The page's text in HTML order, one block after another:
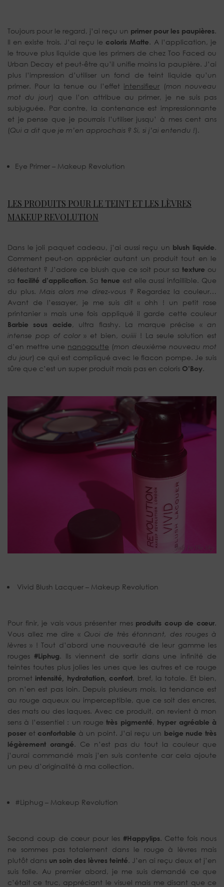
Toujours pour le regard, j’ai reçu un primer pour les paupières.
Il en existe trois. J’ai reçu le coloris Matte. A l’application, je
le trouve plus liquide que les primers de chez Too Faced ou
Urban Decay et peut-être qu’il unifie moins la paupière. J’ai
plus l’impression d’utiliser un fond de teint liquide qu’un
primer. Pour la tenue ou l’effet intensifieur (mon nouveau
mot du jour) que l’on attribue au primer, je ne suis pas
subjuguée. Par contre, la contenance est impressionnante
et je pense que je pourrais l’utiliser jusqu’ à mes cent ans
(Qui a dit que je m’en approchais ? Si, si j’ai entendu !).
Eye Primer – Makeup Revolution
LES PRODUITS POUR LE TEINT ET LES LÈVRES
MAKEUP REVOLUTION
Dans le joli paquet cadeau, j’ai aussi reçu un blush liquide.
Comment peut-on apprécier autant un produit tout en le
détestant ? J’adore ce blush que ce soit pour sa texture ou
sa facilité d’application. Satenue est elle aussi infaillible. Que
du plus. Mais alors me direz-vous ? Regardez la couleur…
Avant de l’essayer, je me suis dit « ohh ! un petit rose
printanier » mais une fois appliqué il garde cette couleur
Barbie sous acide, ultra flashy. La marque précise «an
intense pop of color» et bien, ouiiii ! La seule solution est
d’en mettre une nanogoutte (mon deuxième nouveau mot
du jour) ce qui est compliqué avec le flacon pompe. Je suis
sûre que c’est un super produit mais pas en coloris O’Boy.
Vivid Blush Lacquer – Makeup Revolution
Pour finir, je vais vous présenter mes produits coup de cœur.
Vous allez me dire « Quoi de très étonnant, des rouges à
lèvres » ! Tout d’abord une nouveauté de leur gamme les
rouges #Liphug. Ils viennent de sortir dans une infinité de
teintes toutes plus jolies les unes que les autres et ce rouge
promet intensité, hydratation, confort, bref, la totale. Et bien,
on n’en est pas loin. Depuis plusieurs mois, la tendance est
au rouge aqueux ou imperceptible, que ce soit des encres,
des mats ou des laques. Avec ce produit, on revient à mon
sens à l’essentiel : un rougetrès pigmenté, hyper agréable à
poser et confortable à un point. J’ai reçu un beige nude très
légèrement orangé. Ce n’est pas du tout la couleur que
j’aurai commandé mais j’en suis contente car cela ajoute
un peu d’originalité à ma collection.
#Liphug – Makeup Revolution
Second coup de cœur pour les #Happylips. Cette fois nous
ne sommes pas totalement dans le rouge à lèvres mais
plutôt dans un soin des lèvres teinté. J’en ai reçu deux et j’en
suis folle. Au premier abord, je me suis demandé ce que
c’était ce truc, appréciant le visuel mais me disant que ce